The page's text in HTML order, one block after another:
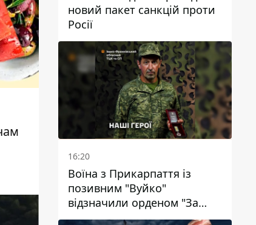
новий пакет санкцій проти
Росії
16:20
Воїна з Прикарпаття із
позивним "Вуйко"
відзначили орденом "За
мужність" ІІІ ступеня